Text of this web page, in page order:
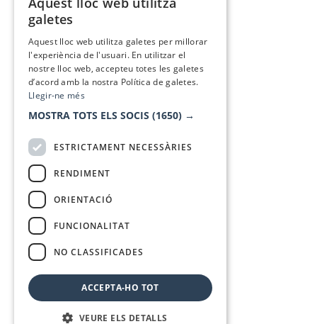
galetes
Aquest lloc web utilitza galetes per millorar
l'experiència de l'usuari. En utilitzar el
nostre lloc web, accepteu totes les galetes
d’acord amb la nostra Política de galetes.
Llegir-ne més
MOSTRA TOTS ELS SOCIS (1650) →
ESTRICTAMENT NECESSÀRIES
RENDIMENT
ORIENTACIÓ
FUNCIONALITAT
NO CLASSIFICADES
ACCEPTA-HO TOT
VEURE ELS DETALLS